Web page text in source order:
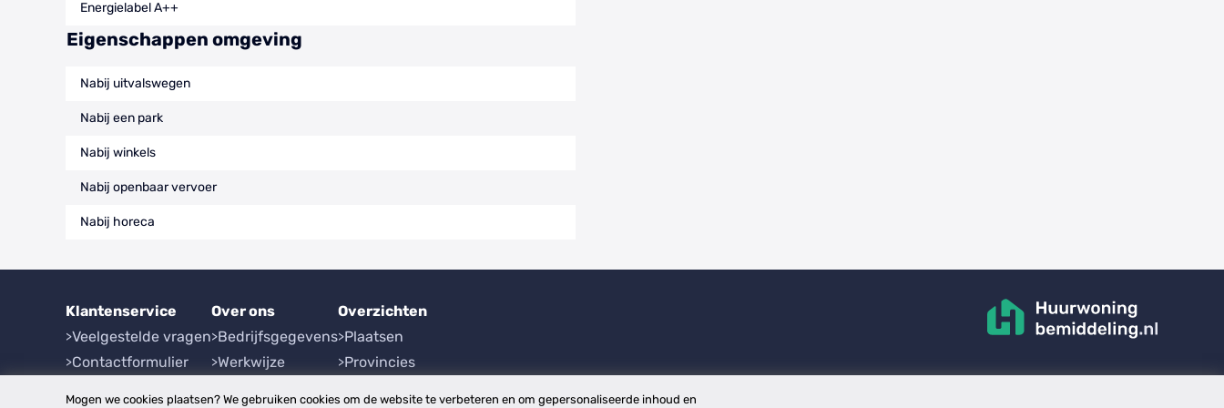
Energielabel A++
Eigenschappen omgeving
Nabij uitvalswegen
Nabij een park
Nabij winkels
Nabij openbaar vervoer
Nabij horeca
Klantenservice
Veelgestelde vragen
Contactformulier
Over ons
Bedrijfsgegevens
Werkwijze
Overzichten
Plaatsen
Provincies
Mogen we cookies plaatsen? We gebruiken cookies om de website te verbeteren en om gepersonaliseerde inhoud en